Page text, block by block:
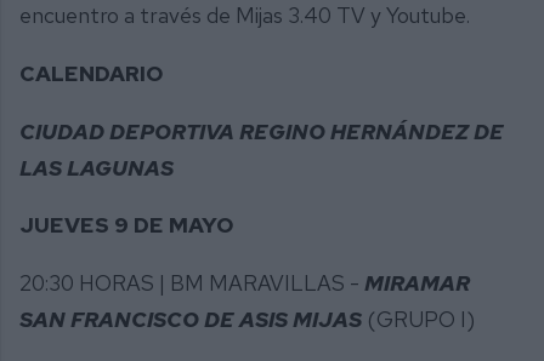
encuentro a través de Mijas 3.40 TV y Youtube.
CALENDARIO
CIUDAD DEPORTIVA REGINO HERNÁNDEZ DE
LAS LAGUNAS
JUEVES 9 DE MAYO
20:30 HORAS | BM MARAVILLAS - MIRAMAR
SAN FRANCISCO DE ASIS MIJAS (GRUPO I)